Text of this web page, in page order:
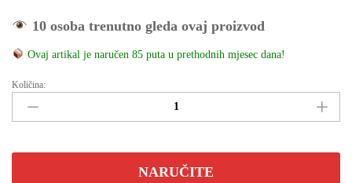
10 osoba trenutno gleda ovaj proizvod
Ovaj artikal je naručen 85 puta u prethodnih mjesec dana!
Solarni
reflektor
1000w
GRATIS
Količina:
NARUČITE